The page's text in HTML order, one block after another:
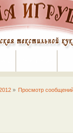
» Просмотр